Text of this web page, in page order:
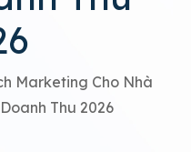
Marketing Cho Nhà
Thu 2026